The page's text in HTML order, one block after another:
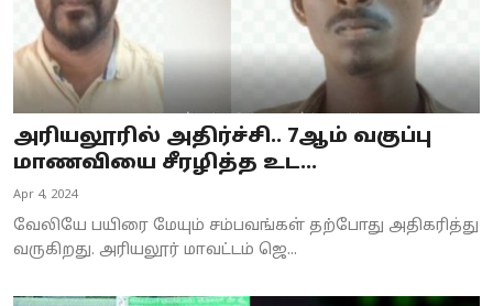
அரியலூரில் அதிர்ச்சி.. 7ஆம் வகுப்பு
மாணவியை சீரழித்த உட...
Apr 4, 2024
வேலியே பயிரை மேயும் சம்பவங்கள் தற்போது அதிகரித்து
வருகிறது. அரியலூர் மாவட்டம் ஜெ...